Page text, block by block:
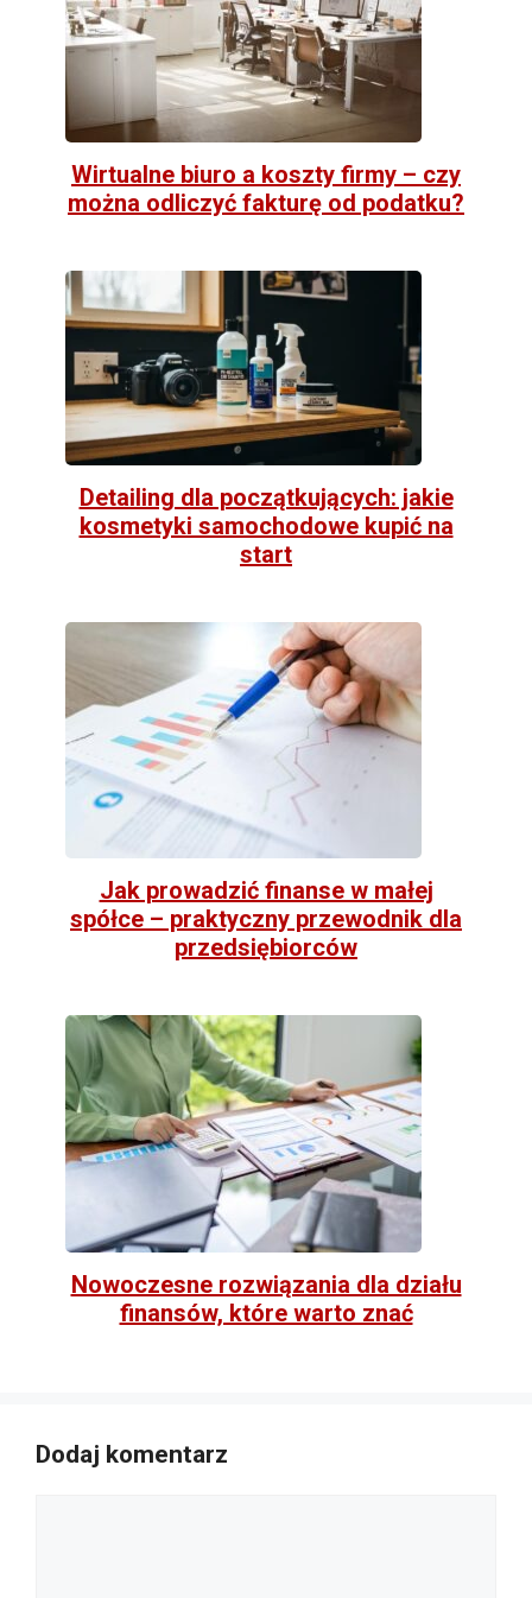
Wirtualne biuro a koszty firmy – czy
można odliczyć fakturę od podatku?
Detailing dla początkujących: jakie
kosmetyki samochodowe kupić na
start
Jak prowadzić finanse w małej
spółce – praktyczny przewodnik dla
przedsiębiorców
Nowoczesne rozwiązania dla działu
finansów, które warto znać
Dodaj komentarz